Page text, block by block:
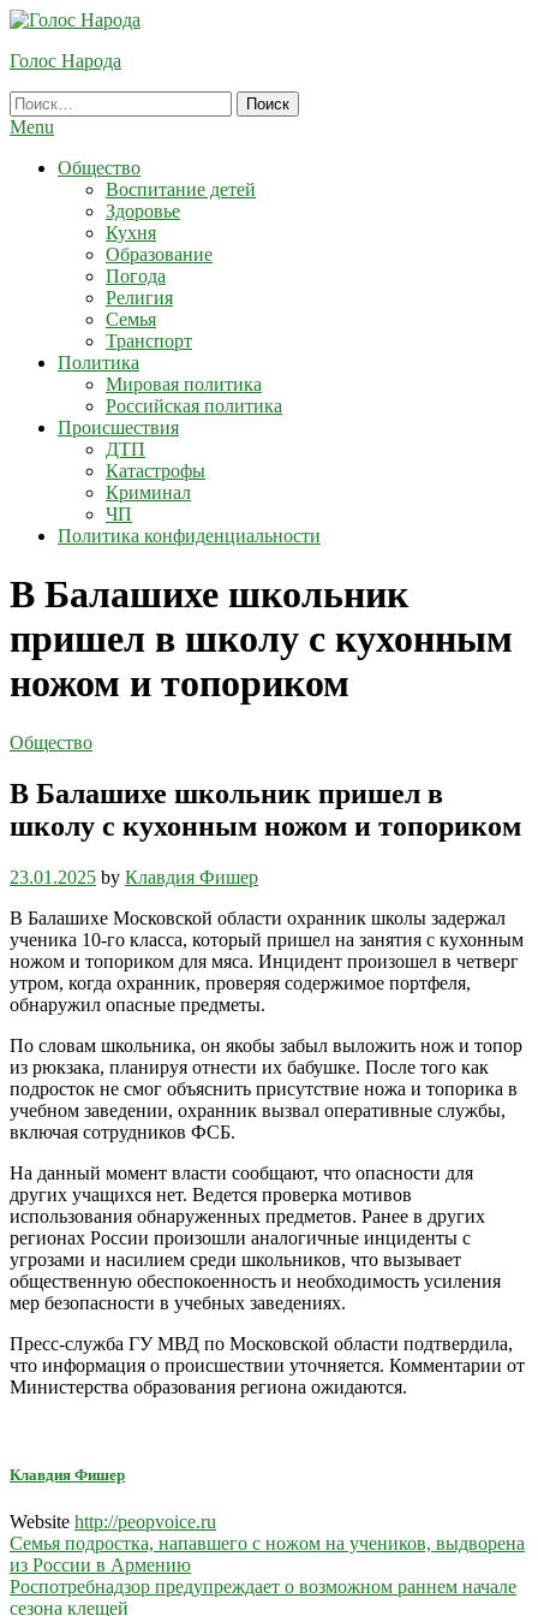
Skip
Content
Голос Народа
Найти:
Menu
Общество
Воспитание детей
Здоровье
Кухня
Образование
Погода
Религия
Семья
Транспорт
Политика
Мировая политика
Российская политика
Происшествия
ДТП
Катастрофы
Криминал
ЧП
Политика конфиденциальности
В Балашихе школьник
пришел в школу с кухонным
ножом и топориком
Общество
В Балашихе школьник пришел в
школу с кухонным ножом и топориком
23.01.2025 by Клавдия Фишер
В Балашихе Московской области охранник школы задержал
ученика 10-го класса, который пришел на занятия с кухонным
ножом и топориком для мяса. Инцидент произошел в четверг
утром, когда охранник, проверяя содержимое портфеля,
обнаружил опасные предметы.
По словам школьника, он якобы забыл выложить нож и топор
из рюкзака, планируя отнести их бабушке. После того как
подросток не смог объяснить присутствие ножа и топорика в
учебном заведении, охранник вызвал оперативные службы,
включая сотрудников ФСБ.
На данный момент власти сообщают, что опасности для
других учащихся нет. Ведется проверка мотивов
использования обнаруженных предметов. Ранее в других
регионах России произошли аналогичные инциденты с
угрозами и насилием среди школьников, что вызывает
общественную обеспокоенность и необходимость усиления
мер безопасности в учебных заведениях.
Пресс-служба ГУ МВД по Московской области подтвердила,
что информация о происшествии уточняется. Комментарии от
Министерства образования региона ожидаются.
Клавдия Фишер
Website http://peopvoice.ru
Навигация
по
Семья подростка, напавшего с ножом на учеников, выдворена
из России в Армению
Роспотребнадзор предупреждает о возможном раннем начале
сезона клещей